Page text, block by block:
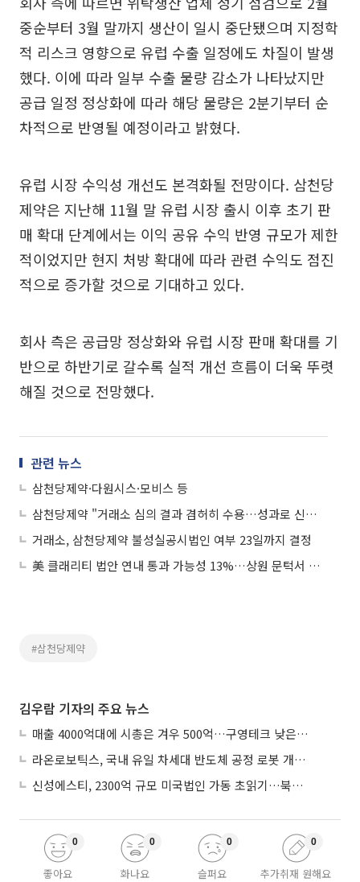
중순부터 3월 말까지 생산이 일시 중단됐으며 지정학
적 리스크 영향으로 유럽 수출 일정에도 차질이 발생
했다. 이에 따라 일부 수출 물량 감소가 나타났지만
공급 일정 정상화에 따라 해당 물량은 2분기부터 순
차적으로 반영될 예정이라고 밝혔다.
유럽 시장 수익성 개선도 본격화될 전망이다. 삼천당
제약은 지난해 11월 말 유럽 시장 출시 이후 초기 판
매 확대 단계에서는 이익 공유 수익 반영 규모가 제한
적이었지만 현지 처방 확대에 따라 관련 수익도 점진
적으로 증가할 것으로 기대하고 있다.
회사 측은 공급망 정상화와 유럽 시장 판매 확대를 기
반으로 하반기로 갈수록 실적 개선 흐름이 더욱 뚜렷
해질 것으로 전망했다.
관련 뉴스
삼천당제약·다원시스·모비스 등
삼천당제약 "거래소 심의 결과 겸허히 수용…성과로 신뢰 회복할 것"
거래소, 삼천당제약 불성실공시법인 여부 23일까지 결정
美 클래리티 법안 연내 통과 가능성 13%…상원 문턱서 제동
#삼천당제약
김우람 기자의 주요 뉴스
매출 4000억대에 시총은 겨우 500억…구영테크 낮은 몸값에 저가 승계 마무리
라온로보틱스, 국내 유일 차세대 반도체 공정 로봇 개발 ‘고객사 테스트 진행’
신성에스티, 2300억 규모 미국법인 가동 초읽기…북미 ESS 공략 본격화
좋아요
0
화나요
0
슬퍼요
0
추가취재 원해요
0